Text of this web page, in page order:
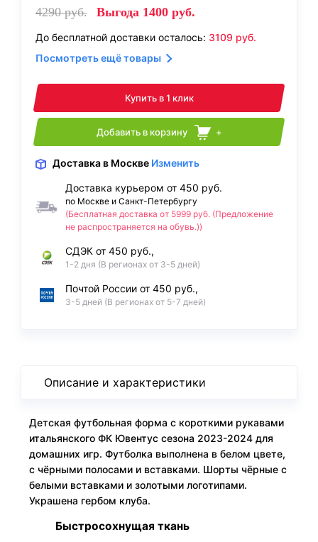
4290руб. Выгода 1400 руб.
До бесплатной доставки осталось: 3109 руб.
Посмотреть ещё товары
Купить в 1 клик
Добавить в корзину +
Доставка в Москве Изменить
Доставка курьером от 450 руб.
по Москве и Санкт-Петербургу
(Бесплатная доставка от 5999 руб. (Предложение
не распространяется на обувь.))
СДЭК от 450 руб.,
1-2 дня (В регионах от 3-5 дней)
Почтой России от 450 руб.,
3-5 дней (В регионах от 5-7 дней)
Описание и характеристики
Детская футбольная форма с короткими рукавами
итальянского ФК Ювентус сезона 2023-2024 для
домашних игр. Футболка выполнена в белом цвете,
с чёрными полосами и вставками. Шорты чёрные с
белыми вставками и золотыми логотипами.
Украшена гербом клуба.
Быстросохнущая ткань